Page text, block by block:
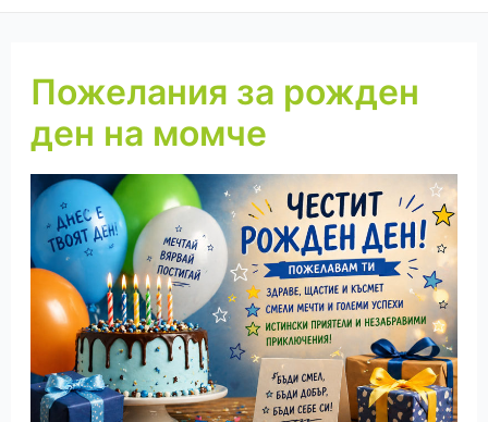
Пожелания за рожден
ден на момче